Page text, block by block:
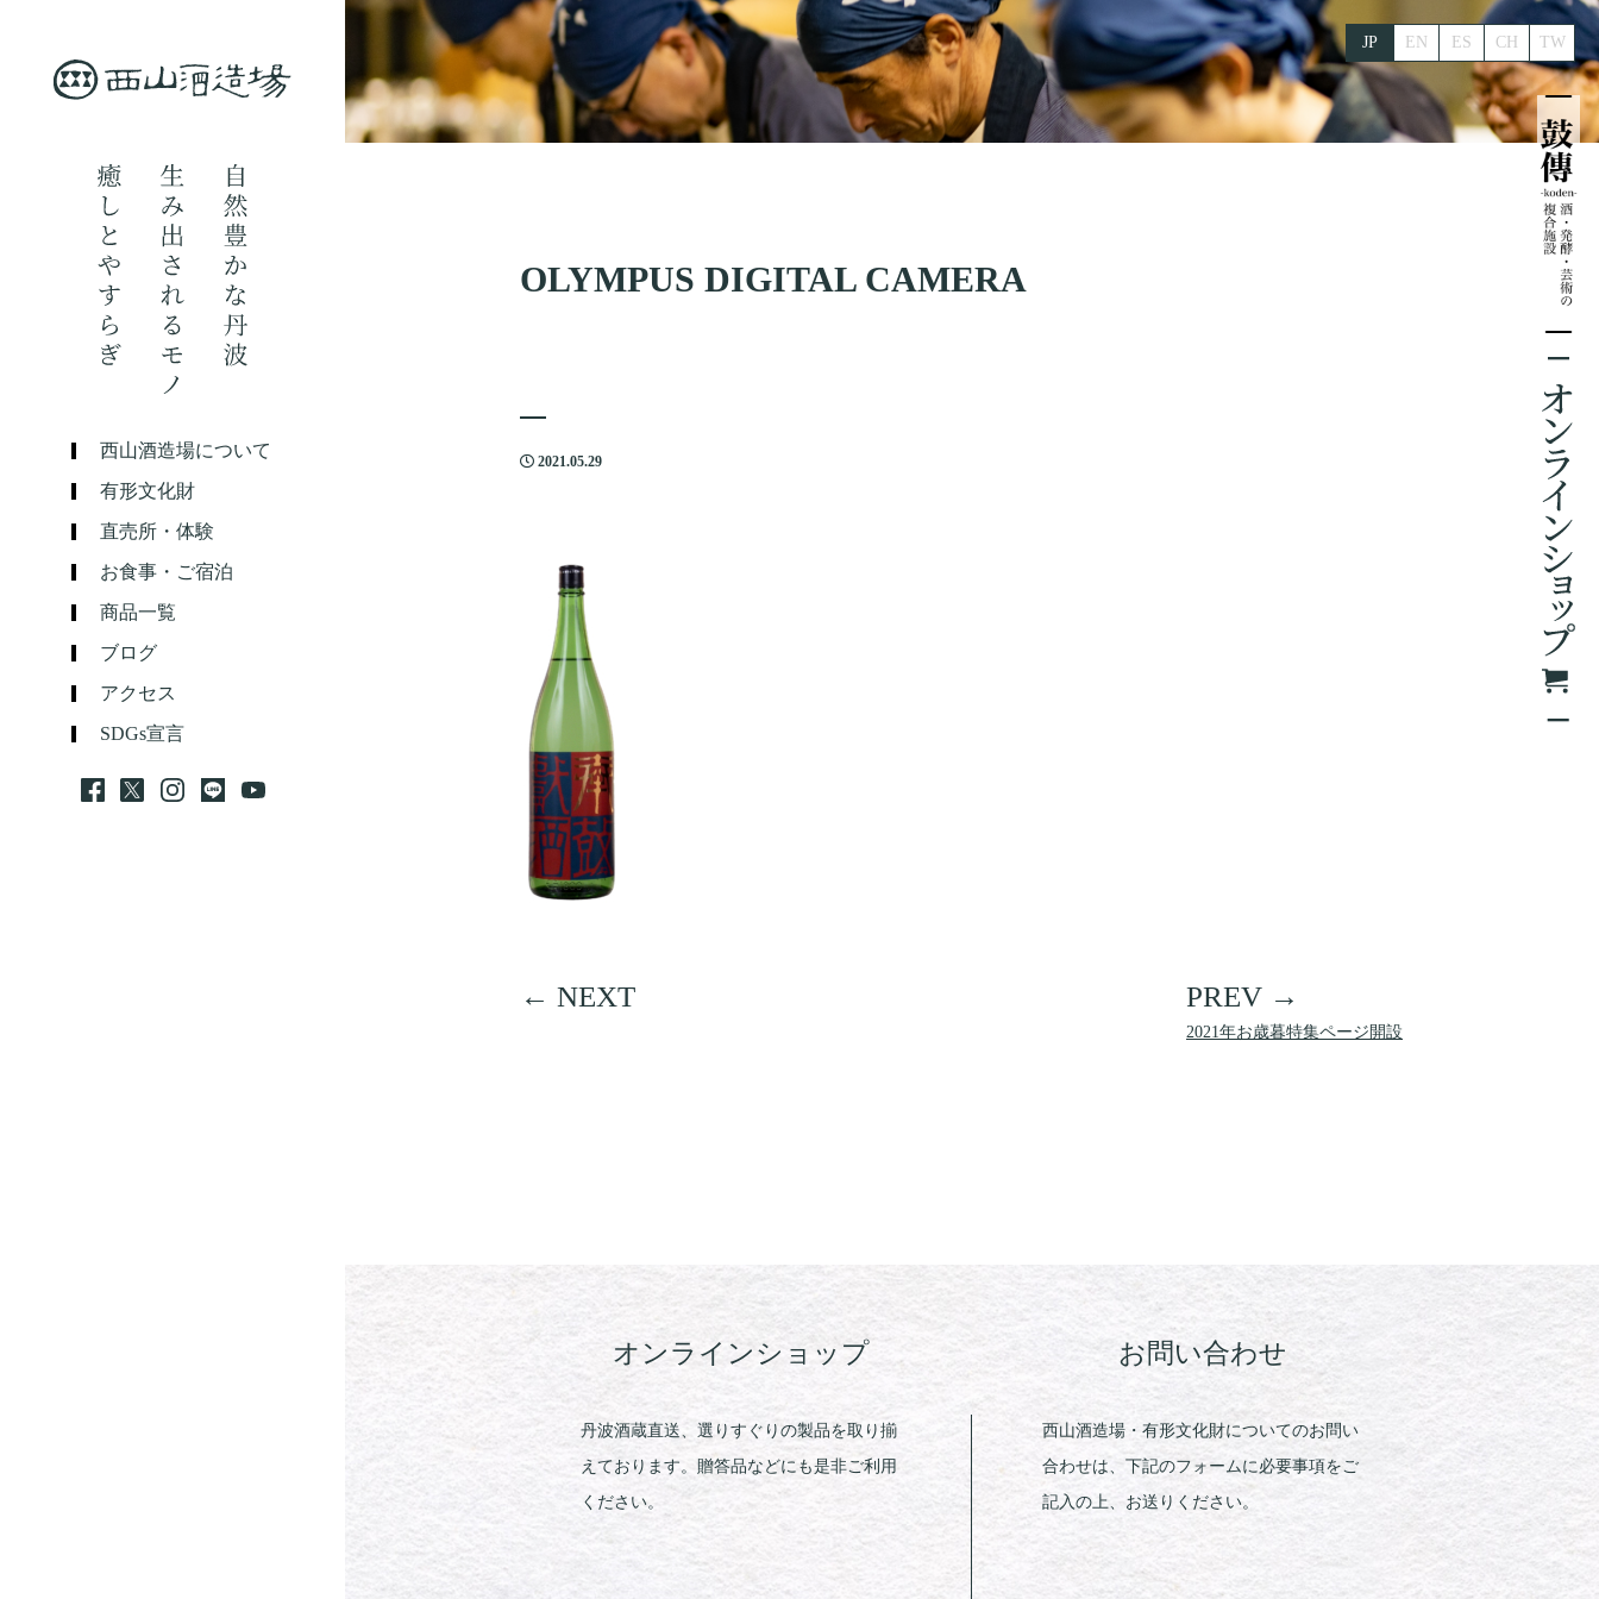
西山酒造場について
有形文化財
直売所・体験
お食事・ご宿泊
商品一覧
ブログ
アクセス
SDGs宣言
EN ES
JP CH TW
OLYMPUS DIGITAL CAMERA
2021.05.29
2021年お歳暮特集ページ開設
オンラインショップ
丹波酒蔵直送、選りすぐりの製品を取り揃
えております。贈答品などにも是非ご利用
ください。
お問い合わせ
西山酒造場・有形文化財についてのお問い
合わせは、下記のフォームに必要事項をご
記入の上、お送りください。